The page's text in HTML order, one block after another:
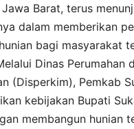
Barat, terus
dalam memberikan
bagi masyarakat
Dinas Perumahan
(Disperkim), Pemkab
kebijakan Bupati
membangun hunian